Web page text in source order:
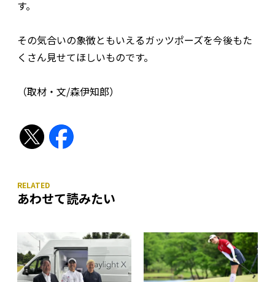
す。
その気合いの象徴ともいえるガッツポーズを今後もた
くさん見せてほしいものです。
（取材・文/森伊知郎）
あわせて読みたい